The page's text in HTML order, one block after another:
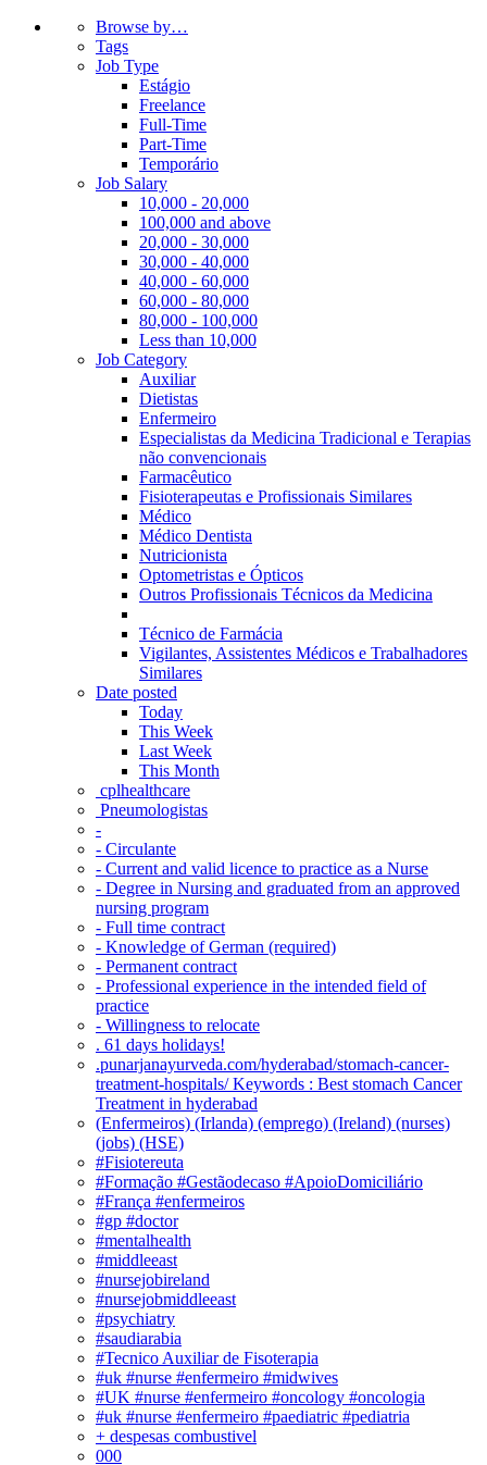
Browse by…
Tags
Job Type
Estágio
Freelance
Full-Time
Part-Time
Temporário
Job Salary
10,000 - 20,000
100,000 and above
20,000 - 30,000
30,000 - 40,000
40,000 - 60,000
60,000 - 80,000
80,000 - 100,000
Less than 10,000
Job Category
Auxiliar
Dietistas
Enfermeiro
Especialistas da Medicina Tradicional e Terapias
não convencionais
Farmacêutico
Fisioterapeutas e Profissionais Similares
Médico
Médico Dentista
Nutricionista
Optometristas e Ópticos
Outros Profissionais Técnicos da Medicina
Técnico de Farmácia
Vigilantes, Assistentes Médicos e Trabalhadores
Similares
Date posted
Today
This Week
Last Week
This Month
‎ cplhealthcare‬
Pneumologistas
-
- Circulante
- Current and valid licence to practice as a Nurse
- Degree in Nursing and graduated from an approved
nursing program
- Full time contract
- Knowledge of German (required)
- Permanent contract
- Professional experience in the intended field of
practice
- Willingness to relocate
. 61 days holidays!
.punarjanayurveda.com/hyderabad/stomach-cancer-
treatment-hospitals/ Keywords : Best stomach Cancer
Treatment in hyderabad
(Enfermeiros) (Irlanda) (emprego) (Ireland) (nurses)
(jobs) (HSE)
#Fisiotereuta
#Formação #Gestãodecaso #ApoioDomiciliário
#França #enfermeiros
#gp #doctor
#mentalhealth
#middleeast
#nursejobireland
#nursejobmiddleeast
#psychiatry
#saudiarabia
#Tecnico Auxiliar de Fisoterapia
#uk #nurse #enfermeiro #midwives
#UK #nurse #enfermeiro #oncology #oncologia
#uk #nurse #enfermeiro #paediatric #pediatria
+ despesas combustivel
000